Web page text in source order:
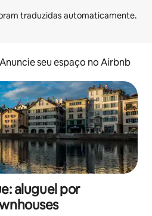
Anuncie seu espaço no Airbnb
aluguel por